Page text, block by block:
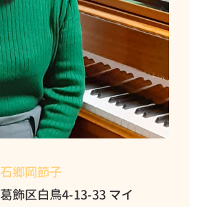
石郷岡節子
葛飾区白鳥4-13-33 マイ